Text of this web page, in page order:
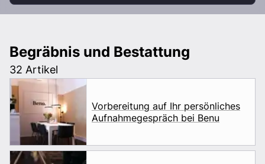
Begräbnis und Bestattung
32 Artikel
Vorbereitung auf Ihr persönliches
Aufnahmegespräch bei Benu